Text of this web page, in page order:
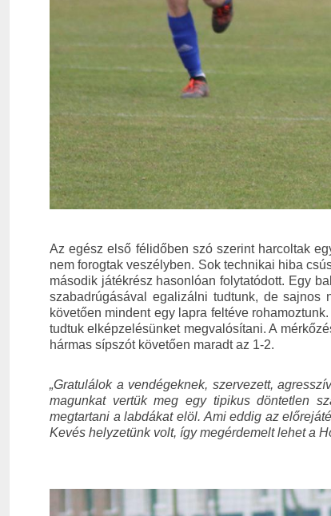
Az egész első félidőben szó szerint harcoltak
nem forogtak veszélyben. Sok technikai hiba
második játékrész hasonlóan folytatódott. Egy
szabadrúgásával egalizálni tudtunk, de
követően mindent egy lapra feltéve
tudtuk elképzelésünket megvalósítani. A
hármas sípszót követően maradt az 1-2.
„Gratulálok a vendégeknek, szervezett,
magunkat vertük meg egy tipikus döntetlen
megtartani a labdákat elöl. Ami eddig az
Kevés helyzetünk volt, így megérdemelt lehet a